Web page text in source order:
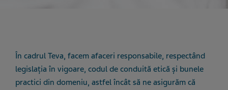
În cadrul Teva, facem afaceri responsabile, respectând
legislația în vigoare, codul de conduită etică și bunele
practici din domeniu, astfel încât să ne asigurăm că